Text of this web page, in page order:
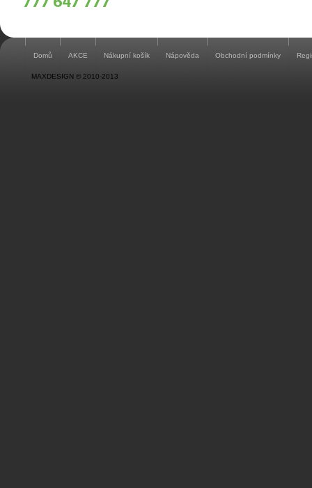
Domů AKCE Nákupní košík Nápověda Obchodní podmínky
MAXDESIGN © 2010-2013